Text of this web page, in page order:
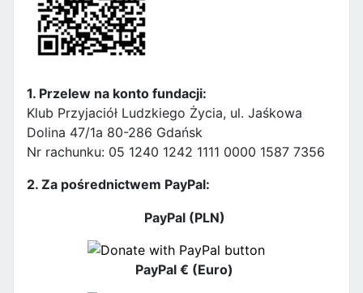
1. Przelew na konto fundacji:
Klub Przyjaciół Ludzkiego Życia, ul. Jaśkowa
Dolina 47/1a 80-286 Gdańsk
Nr rachunku: 05 1240 1242 1111 0000 1587 7356
2. Za pośrednictwem PayPal:
PayPal (PLN)
PayPal € (Euro)